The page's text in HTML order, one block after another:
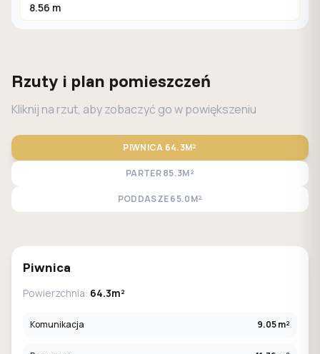
8.56 m
Rzuty i plan pomieszczeń
Kliknij na rzut, aby zobaczyć go w powiększeniu
PIWNICA 64.3M²
PARTER85.3M²
PODDASZE65.0M²
Piwnica
Powierzchnia: 64.3m²
Komunikacja 9.05 m²